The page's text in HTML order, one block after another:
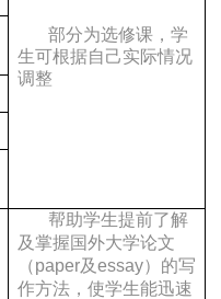
部分为选修课，学
生可根据自己实际情况
调整
帮助学生提前了解
及掌握国外大学论文
（paper及essay）的写
作方法，使学生能迅速